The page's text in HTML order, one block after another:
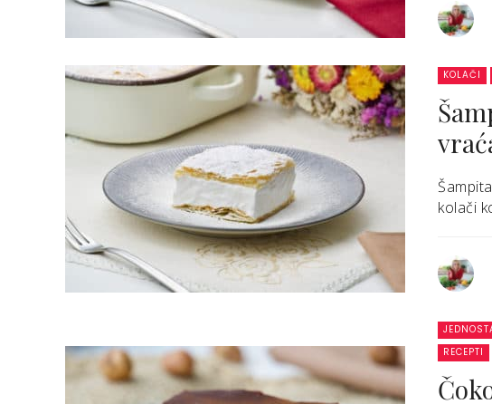
KOLAČI
kolači
RECEPTI